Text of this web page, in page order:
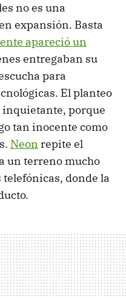
no es una
expansión. Basta
apareció un
entregaban su
para
El planteo
porque
tan inocente como
Neon repite el
un terreno mucho
donde la